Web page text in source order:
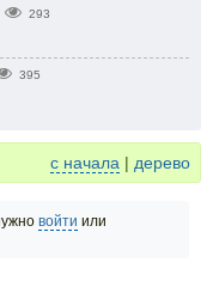
293
395
с начала | дерево
войти или